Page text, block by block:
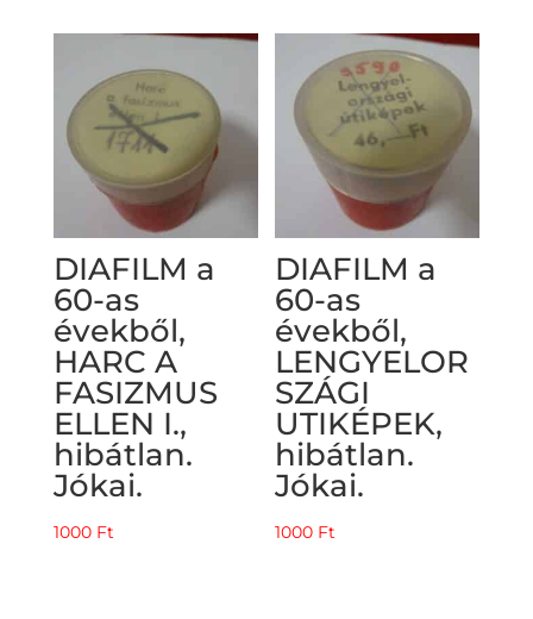
DIAFILM a
60-as
évekből,
HARC A
FASIZMUS
ELLEN I.,
hibátlan.
Jókai.
1000 Ft
DIAFILM a
60-as
évekből,
LENGYELOR
SZÁGI
UTIKÉPEK,
hibátlan.
Jókai.
1000 Ft